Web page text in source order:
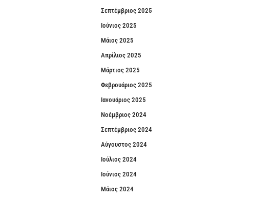
Σεπτέμβριος 2025
Ιούνιος 2025
Μάιος 2025
Απρίλιος 2025
Μάρτιος 2025
Φεβρουάριος 2025
Ιανουάριος 2025
Νοέμβριος 2024
Σεπτέμβριος 2024
Αύγουστος 2024
Ιούλιος 2024
Ιούνιος 2024
Μάιος 2024